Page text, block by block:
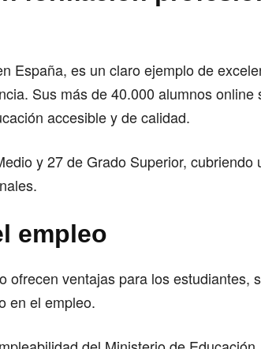
España, es un claro ejemplo de
Sus más de 40.000 alumnos online
accesible y de calidad.
y 27 de Grado Superior, cubriendo
empleo
ofrecen ventajas para los estudiantes,
en el empleo.